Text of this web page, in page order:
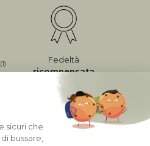
(1)
Fedeltà
ricompensata